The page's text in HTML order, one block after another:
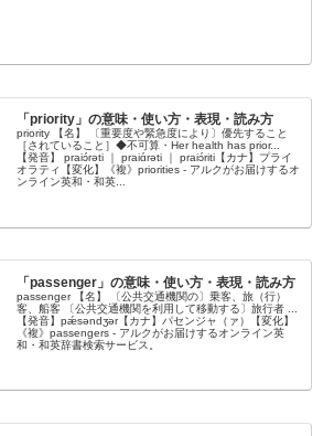
「priority」の意味・使い方・表現・読み方
priority 【名】 〔重要度や緊急度により〕優先すること
［されていること］◆不可算・Her health has prior...
【発音】 praiɔ́rəti ｜ praiɑ́rəti ｜ praiɔ́riti【カナ】プライ
オラティ【変化】《複》priorities - アルクがお届けするオ
ンライン英和・和英...
「passenger」の意味・使い方・表現・読み方
passenger 【名】 〔公共交通機関の〕乗客、旅（行）
客、船客 〔公共交通機関を利用して移動する〕旅行者 ...
【発音】pǽsəndʒər【カナ】パセンジャ（ァ）【変化】
《複》passengers - アルクがお届けするオンライン英
和・和英辞書検索サービス。